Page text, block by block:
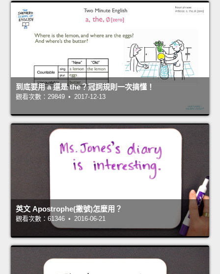
到底要用 a 還是 the？冠詞規則一次搞懂！
觀看次數：29849 • 2017-12-13
英文 Apostrophe(撇號)怎麼用？
觀看次數：61346 • 2016-06-21